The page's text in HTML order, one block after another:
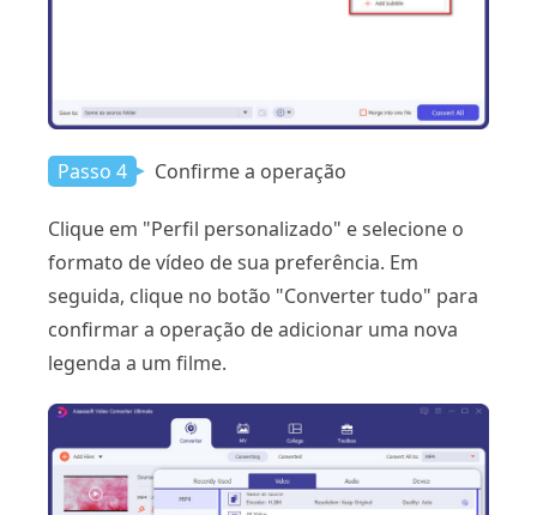
Passo 4 Confirme a operação
Clique em "Perfil personalizado" e selecione o
formato de vídeo de sua preferência. Em
seguida, clique no botão "Converter tudo" para
confirmar a operação de adicionar uma nova
legenda a um filme.